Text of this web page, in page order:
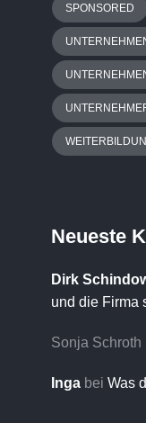
SPONSORED
Neueste
Dirk
und die Firma
Sonja Schroth
Inga bei Was